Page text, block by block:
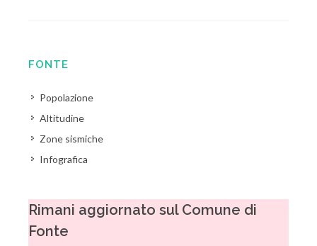
FONTE
Popolazione
Altitudine
Zone sismiche
Infografica
Rimani aggiornato sul Comune di
Fonte